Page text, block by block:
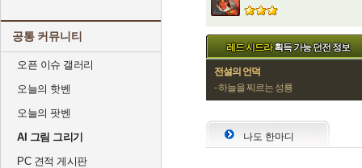
공통 커뮤니티
오픈 이슈 갤러리
오늘의 핫벤
오늘의 팟벤
AI 그림 그리기
PC 견적 게시판
레드 시드라획득 가능 던전 정보
전설의 언덕
- 하늘을 찌르는 성룡
나도 한마디